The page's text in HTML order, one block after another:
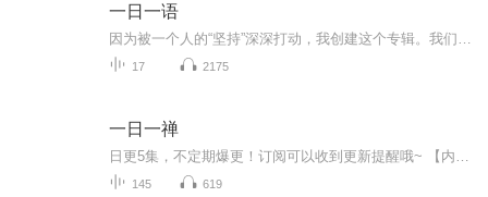
一日一语
17 2175
一日一禅
145 619